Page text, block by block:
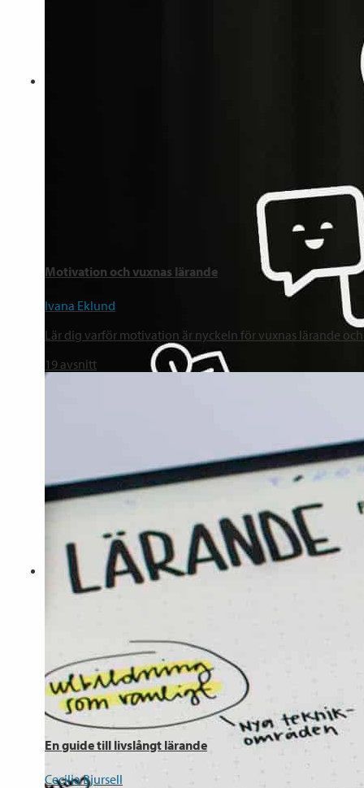
Motivation och vuxnas lärande
Ivana Eklund
Lär dig varför motivation är nyckeln för vuxnas lärande
19 avsnitt
En guide till livslångt lärande
Cecilia Bjursell